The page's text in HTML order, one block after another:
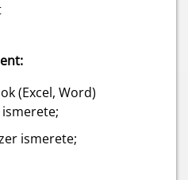
(Excel, Word)
ismerete;